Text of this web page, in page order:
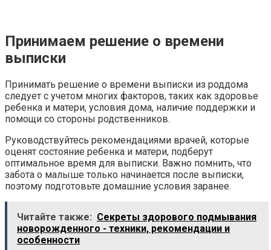
Принимаем решение о времени
выписки
Принимать решение о времени выписки из роддома
следует с учетом многих факторов, таких как здоровье
ребенка и матери, условия дома, наличие поддержки и
помощи со стороны родственников.
Руководствуйтесь рекомендациями врачей, которые
оценят состояние ребенка и матери, подберут
оптимальное время для выписки. Важно помнить, что
забота о малыше только начинается после выписки,
поэтому подготовьте домашние условия заранее.
Читайте также: Секреты здорового подмывания
новорожденного - техники, рекомендации и
особенности